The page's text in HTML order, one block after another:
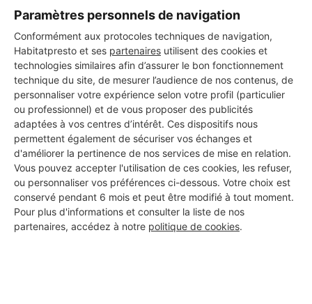
Paramètres personnels de navigation
Conformément aux protocoles techniques de navigation,
Habitatpresto et ses partenaires utilisent des cookies et
technologies similaires afin d’assurer le bon fonctionnement
technique du site, de mesurer l’audience de nos contenus, de
personnaliser votre expérience selon votre profil (particulier
ou professionnel) et de vous proposer des publicités
adaptées à vos centres d’intérêt. Ces dispositifs nous
permettent également de sécuriser vos échanges et
d'améliorer la pertinence de nos services de mise en relation.
Vous pouvez accepter l'utilisation de ces cookies, les refuser,
ou personnaliser vos préférences ci-dessous. Votre choix est
conservé pendant 6 mois et peut être modifié à tout moment.
Pour plus d'informations et consulter la liste de nos
partenaires, accédez à notre politique de cookies.
Vous souhaitez réaliser des travaux et ne savez quel professionnel
choisir ? Demandez des devis travauxauprès de notre réseau de 5 000
professionnels partout en France.
DEMANDER UN DEVIS